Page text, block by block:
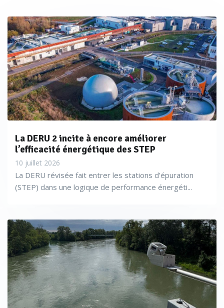
La DERU 2 incite à encore améliorer
l’efficacité énergétique des STEP
10 juillet 2026
La DERU révisée fait entrer les stations d’épuration
(STEP) dans une logique de performance énergéti...